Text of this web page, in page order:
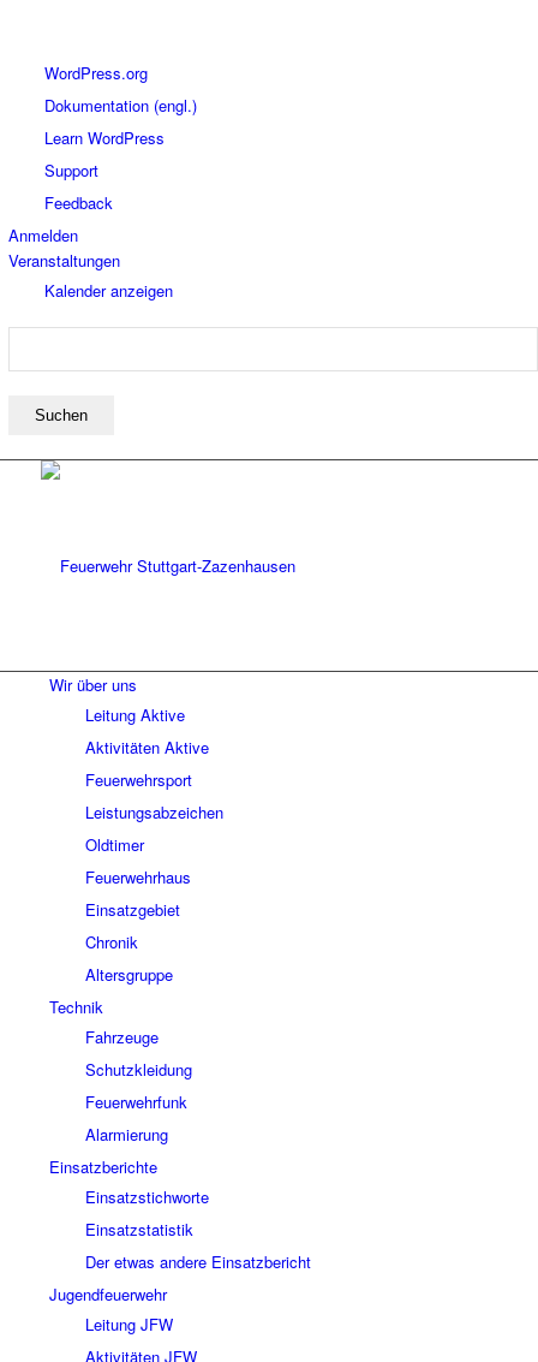
WordPress
WordPress.org
Dokumentation (engl.)
Learn WordPress
Support
Feedback
Anmelden
Veranstaltungen
Kalender anzeigen
Suchen
Wir über uns
Leitung Aktive
Aktivitäten Aktive
Feuerwehrsport
Leistungsabzeichen
Oldtimer
Feuerwehrhaus
Einsatzgebiet
Chronik
Altersgruppe
Technik
Fahrzeuge
Schutzkleidung
Feuerwehrfunk
Alarmierung
Einsatzberichte
Einsatzstichworte
Einsatzstatistik
Der etwas andere Einsatzbericht
Jugendfeuerwehr
Leitung JFW
Aktivitäten JFW